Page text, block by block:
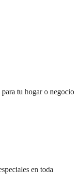
tu hogar o negocio
en toda